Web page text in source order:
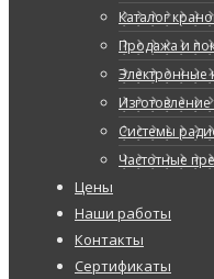
Каталог
Продажа и
Электронные
Системы
Частотные
Цены
Наши работы
Контакты
Сертификаты